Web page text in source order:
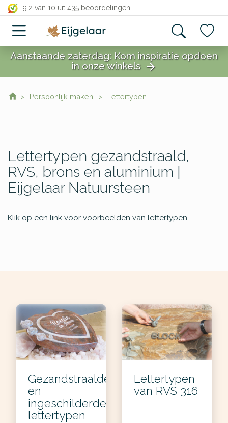
9.2 van 10 uit 435 beoordelingen
close
close
Aanstaande zaterdag: Kom inspiratie opdoen
in onze winkels arrow_forward
Persoonlijk maken Lettertypen
Lettertypen gezandstraald,
RVS, brons en aluminium |
Eijgelaar Natuursteen
Klik op een link voor voorbeelden van lettertypen.
Gezandstraalde
en
ingeschilderde
lettertypen
Lettertypen
van RVS 316